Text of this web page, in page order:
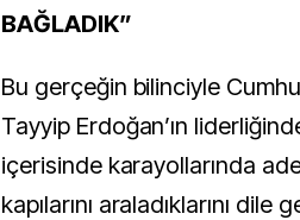
BAĞLADIK”
Bu gerçeğin bilinciyle
Tayyip Erdoğan’ın
içerisinde karayollarında
kapılarını araladıklarını dile